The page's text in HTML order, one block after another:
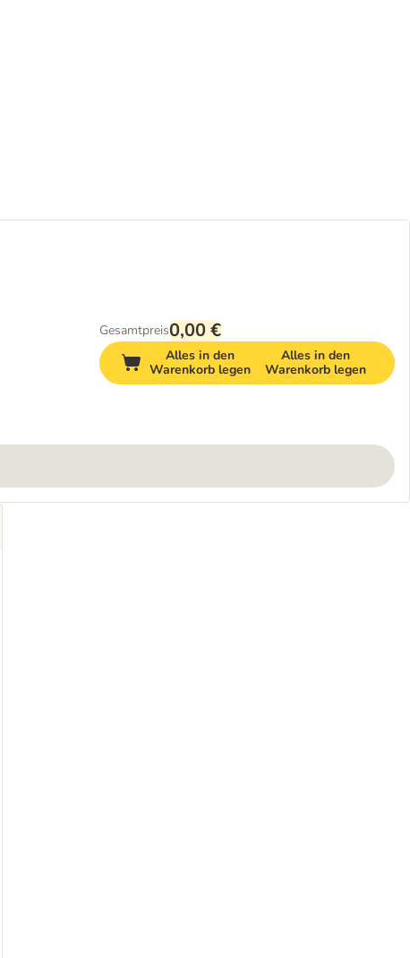
Gesamtpreis0,00 €
Alles in den
Warenkorb legen
Alles in den
Warenkorb legen